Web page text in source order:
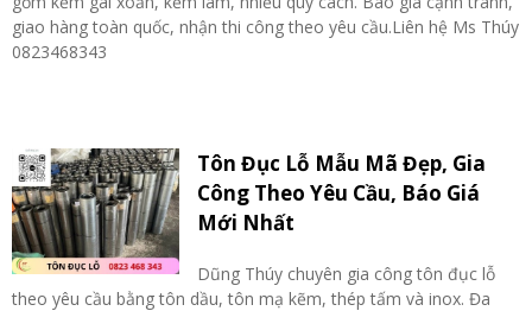
giao hàng toàn quốc, nhận thi công theo yêu cầu.Liên hệ Ms Thúy
0823468343
Tôn Đục Lỗ Mẫu Mã Đẹp, Gia
Công Theo Yêu Cầu, Báo Giá
Mới Nhất
Dũng Thúy chuyên gia công tôn đục lỗ
theo yêu cầu bằng tôn dầu, tôn mạ kẽm, thép tấm và inox. Đa